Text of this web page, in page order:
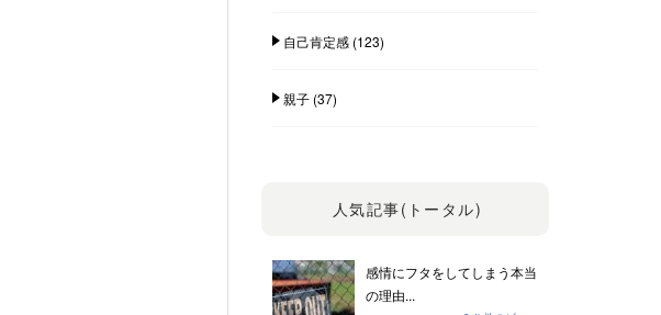
自己肯定感(123)
親子(37)
人気記事(トータル)
感情にフタをしてしまう本当
の理由...